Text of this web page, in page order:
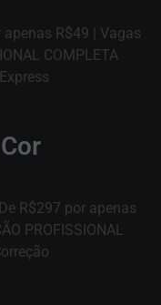
apenas R$49 | Vagas
COMPLETA
R$297 por apenas
PROFISSIONAL